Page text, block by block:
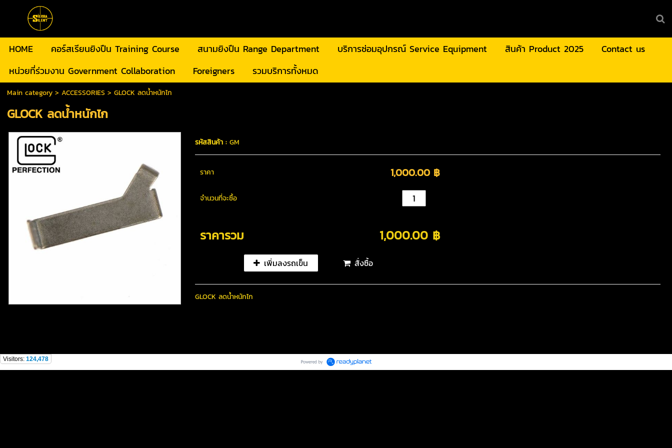
HOME คอร์สเรียนยิงปืน Training Course สนามยิงปืน Range Department บริการซ่อมอุปกรณ์ Service Equipment สินค้า Product 2025
Contact us
หน่วยที่ร่วมงาน Government Collaboration
Foreigners รวมบริการทั้งหมด
Main category> ACCESSORIES> GLOCK ลดน้ำหนักไก
GLOCK ลดน้ำหนักไก
รหัสสินค้า : GM
ราคา 1,000.00 ฿
จำนวนที่จะซื้อ
ราคารวม 1,000.00 ฿
เพิ่มลงรถเข็น สั่งซื้อ
GLOCK ลดน้ำหนักไก
Visitors: 124,478